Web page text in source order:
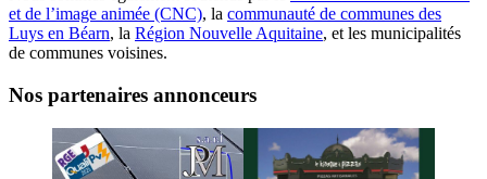
et de l’image animée (CNC), la communauté de communes des
Luys en Béarn, la Région Nouvelle Aquitaine, et les municipalités
de communes voisines.
Nos partenaires annonceurs